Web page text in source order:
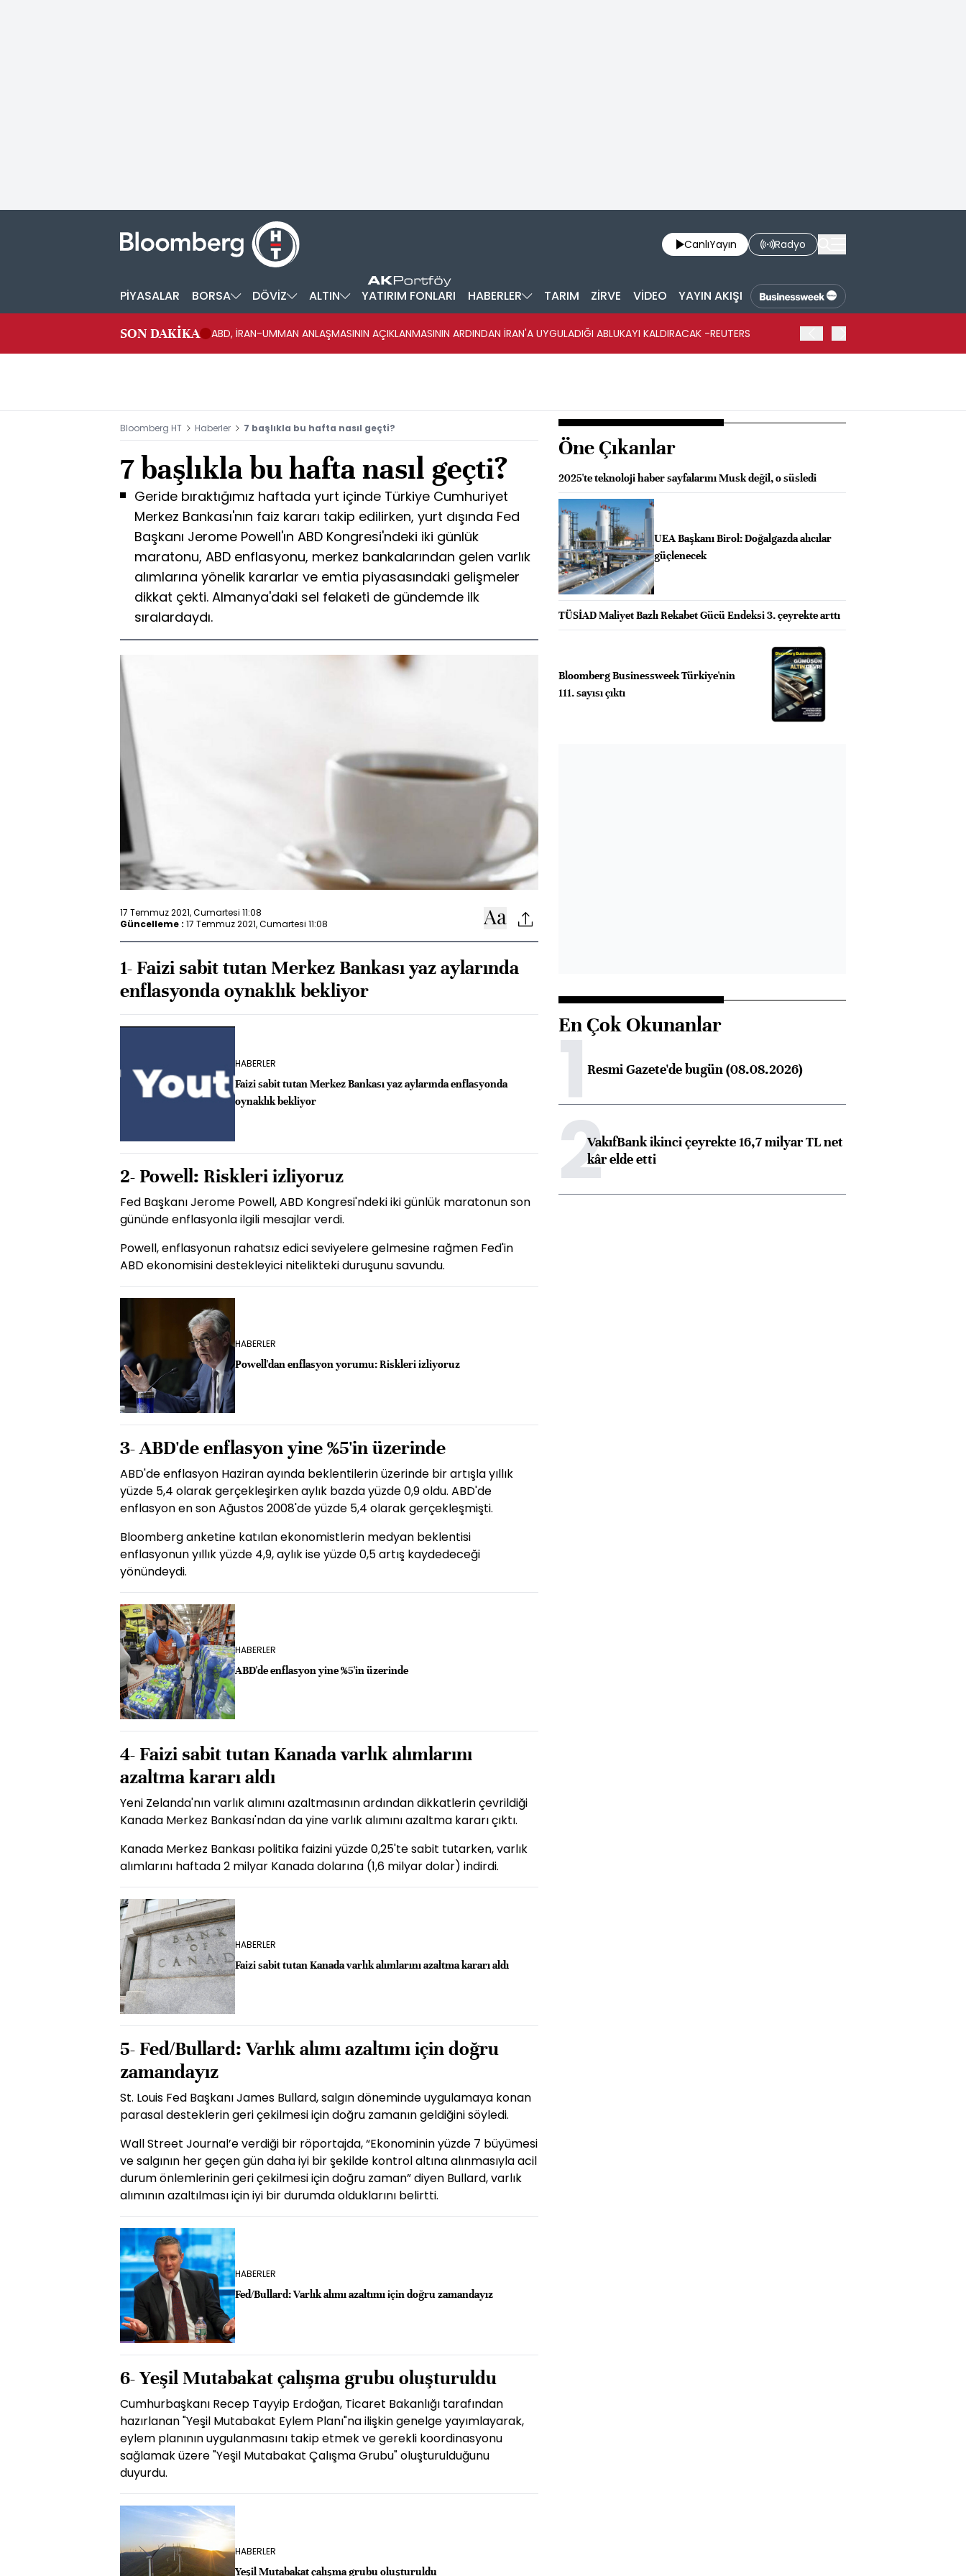
CanlıYayın Radyo
PİYASALAR BORSA DÖVİZ ALTIN YATIRIM FONLARI HABERLER TARIM ZİRVE VİDEO YAYIN AKIŞI
SON DAKİKA ABD, İRAN-UMMAN ANLAŞMASININ AÇIKLANMASININ ARDINDAN İRAN'A UYGULADIĞI ABLUKAYI KALDIRACAK -REUTERS
Bloomberg HT Haberler 7 başlıkla bu hafta nasıl geçti?
7 başlıkla bu hafta nasıl geçti?
Geride bıraktığımız haftada yurt içinde Türkiye Cumhuriyet
Merkez Bankası'nın faiz kararı takip edilirken, yurt dışında Fed
Başkanı Jerome Powell'ın ABD Kongresi'ndeki iki günlük
maratonu, ABD enflasyonu, merkez bankalarından gelen varlık
alımlarına yönelik kararlar ve emtia piyasasındaki gelişmeler
dikkat çekti. Almanya'daki sel felaketi de gündemde ilk
sıralardaydı.
17 Temmuz 2021, Cumartesi 11:08
Güncelleme : 17 Temmuz 2021, Cumartesi 11:08
1- Faizi sabit tutan Merkez Bankası yaz aylarında
enflasyonda oynaklık bekliyor
HABERLER
Faizi sabit tutan Merkez Bankası yaz aylarında enflasyonda
oynaklık bekliyor
2- Powell: Riskleri izliyoruz
Fed Başkanı Jerome Powell, ABD Kongresi'ndeki iki günlük maratonun son
gününde enflasyonla ilgili mesajlar verdi.
Powell, enflasyonun rahatsız edici seviyelere gelmesine rağmen Fed'in
ABD ekonomisini destekleyici nitelikteki duruşunu savundu.
HABERLER
Powell'dan enflasyon yorumu: Riskleri izliyoruz
3- ABD'de enflasyon yine %5'in üzerinde
ABD'de enflasyon Haziran ayında beklentilerin üzerinde bir artışla yıllık
yüzde 5,4 olarak gerçekleşirken aylık bazda yüzde 0,9 oldu. ABD'de
enflasyon en son Ağustos 2008'de yüzde 5,4 olarak gerçekleşmişti.
Bloomberg anketine katılan ekonomistlerin medyan beklentisi
enflasyonun yıllık yüzde 4,9, aylık ise yüzde 0,5 artış kaydedeceği
yönündeydi.
HABERLER
ABD'de enflasyon yine %5'in üzerinde
4- Faizi sabit tutan Kanada varlık alımlarını
azaltma kararı aldı
Yeni Zelanda'nın varlık alımını azaltmasının ardından dikkatlerin çevrildiği
Kanada Merkez Bankası'ndan da yine varlık alımını azaltma kararı çıktı.
Kanada Merkez Bankası politika faizini yüzde 0,25'te sabit tutarken, varlık
alımlarını haftada 2 milyar Kanada dolarına (1,6 milyar dolar) indirdi.
HABERLER
Faizi sabit tutan Kanada varlık alımlarını azaltma kararı aldı
5- Fed/Bullard: Varlık alımı azaltımı için doğru
zamandayız
St. Louis Fed Başkanı James Bullard, salgın döneminde uygulamaya konan
parasal desteklerin geri çekilmesi için doğru zamanın geldiğini söyledi.
Wall Street Journal’e verdiği bir röportajda, “Ekonominin yüzde 7 büyümesi
ve salgının her geçen gün daha iyi bir şekilde kontrol altına alınmasıyla acil
durum önlemlerinin geri çekilmesi için doğru zaman” diyen Bullard, varlık
alımının azaltılması için iyi bir durumda olduklarını belirtti.
HABERLER
Fed/Bullard: Varlık alımı azaltımı için doğru zamandayız
6- Yeşil Mutabakat çalışma grubu oluşturuldu
Cumhurbaşkanı Recep Tayyip Erdoğan, Ticaret Bakanlığı tarafından
hazırlanan "Yeşil Mutabakat Eylem Planı"na ilişkin genelge yayımlayarak,
eylem planının uygulanmasını takip etmek ve gerekli koordinasyonu
sağlamak üzere "Yeşil Mutabakat Çalışma Grubu" oluşturulduğunu
duyurdu.
HABERLER
Yeşil Mutabakat çalışma grubu oluşturuldu
Öne Çıkanlar
2025'te teknoloji haber sayfalarını Musk değil, o süsledi
UEA Başkanı Birol: Doğalgazda alıcılar
güçlenecek
TÜSİAD Maliyet Bazlı Rekabet Gücü Endeksi 3. çeyrekte arttı
Bloomberg Businessweek Türkiye'nin
111. sayısı çıktı
En Çok Okunanlar
1Resmi Gazete'de bugün (08.08.2026)
2VakıfBank ikinci çeyrekte 16,7 milyar TL net
kâr elde etti